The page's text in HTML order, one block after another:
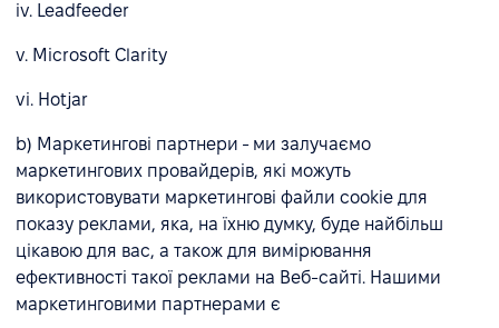
iv. Leadfeeder
v. Microsoft Clarity
vi. Hotjar
b) Маркетингові партнери - ми залучаємо
маркетингових провайдерів, які можуть
використовувати маркетингові файли cookie для
показу реклами, яка, на їхню думку, буде найбільш
цікавою для вас, а також для вимірювання
ефективності такої реклами на Веб-сайті. Нашими
маркетинговими партнерами є